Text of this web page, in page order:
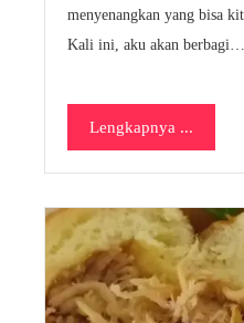
menyenangkan yang bisa
Kali ini, aku akan berbagi…
Lengkapnya ...